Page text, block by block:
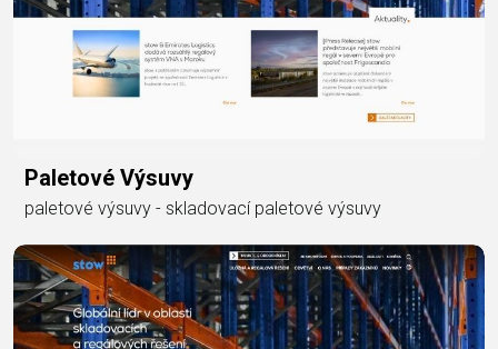
Paletové Výsuvy
paletové výsuvy - skladovací paletové výsuvy